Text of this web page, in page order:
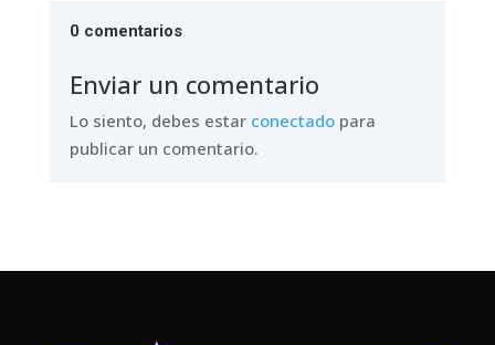
0 comentarios
Enviar un comentario
Lo siento, debes estar conectadopara
publicar un comentario.